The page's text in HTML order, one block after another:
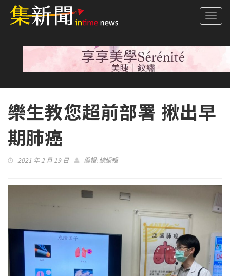
樂生教您超前部署 揪出早
期肺癌
2021 年 2 月 19 日 編輯:總編輯